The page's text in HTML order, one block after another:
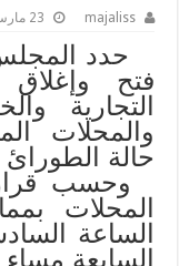
majaliss 23 مارس، 2020
حدد
فتح
التجارية
والمحلات
حالة
وحسب
المحلات
الساعة
السابعة